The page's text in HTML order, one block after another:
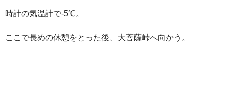
時計の気温計で-5℃。
ここで長めの休憩をとった後、大菩薩峠へ向かう。